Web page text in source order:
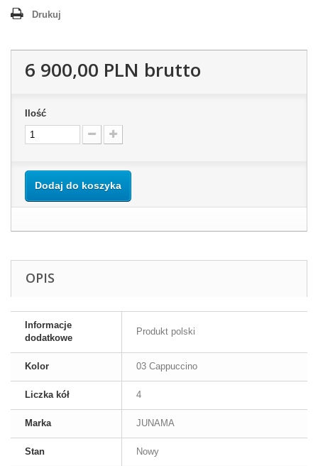
Drukuj
6 900,00 PLN brutto
Ilość
Dodaj do koszyka
OPIS
Informacje
dodatkowe
Produkt polski
Kolor 03 Cappuccino
Liczka kół 4
Marka JUNAMA
Stan Nowy